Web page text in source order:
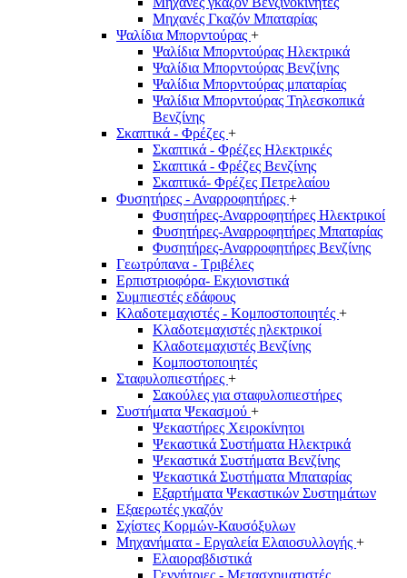
Μηχανές Γκαζόν Μπαταρίας
Ψαλίδια Μπορντούρας +
Ψαλίδια Μπορντούρας Hλεκτρικά
Ψαλίδια Μπορντούρας Βενζίνης
Ψαλίδια Μπορντούρας μπαταρίας
Ψαλίδια Μπορντούρας Τηλεσκοπικά
Βενζίνης
Σκαπτικά - Φρέζες +
Σκαπτικά - Φρέζες Ηλεκτρικές
Σκαπτικά - Φρέζες Βενζίνης
Σκαπτικά- Φρέζες Πετρελαίου
Φυσητήρες - Αναρροφητήρες +
Φυσητήρες-Αναρροφητήρες Ηλεκτρικοί
Φυσητήρες-Αναρροφητήρες Μπαταρίας
Φυσητήρες-Αναρροφητήρες Βενζίνης
Γεωτρύπανα - Τριβέλες
Ερπιστριοφόρα- Εκχιονιστικά
Συμπιεστές εδάφους
Κλαδοτεμαχιστές - Κομποστοποιητές +
Κλαδοτεμαχιστές ηλεκτρικοί
Κλαδοτεμαχιστές Βενζίνης
Κομποστοποιητές
Σταφυλοπιεστήρες +
Σακούλες για σταφυλοπιεστήρες
Συστήματα Ψεκασμού +
Ψεκαστήρες Χειροκίνητοι
Ψεκαστικά Συστήματα Ηλεκτρικά
Ψεκαστικά Συστήματα Βενζίνης
Ψεκαστικά Συστήματα Μπαταρίας
Εξαρτήματα Ψεκαστικών Συστημάτων
Εξαερωτές γκαζόν
Σχίστες Κορμών-Καυσόξυλων
Μηχανήματα - Εργαλεία Ελαιοσυλλογής +
Ελαιοραβδιστικά
Γεννήτριες - Μετασχηματιστές